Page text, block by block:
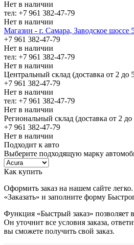
Нет в наличии
тел: +7 961 382-47-79
Нет в наличии
Магазин - г. Самара, Заводское шоссе
+7 961 382-47-79
Нет в наличии
тел: +7 961 382-47-79
Нет в наличии
Центральный склад (доставка от 2 до
+7 961 382-47-79
Нет в наличии
тел: +7 961 382-47-79
Нет в наличии
Региональный склад (доставка от 2
+7 961 382-47-79
Нет в наличии
Подходит к авто
Выберите подходящую марку
Как купить
Оформить заказ на нашем сайте
«Заказать» и заполните форму
Функция «Быстрый заказ» позволяет
Он уточнит все условия заказа,
вы сможете получить свой заказ.